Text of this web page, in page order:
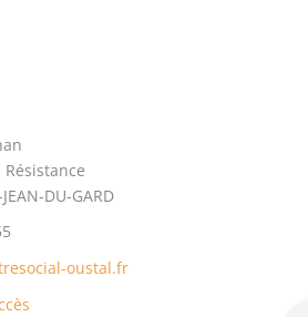
DU-GARD
oustal.fr